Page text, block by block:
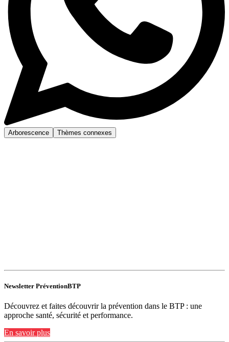
Arborescence Thèmes connexes
Newsletter PréventionBTP
Découvrez et faites découvrir la prévention dans le BTP : une
approche santé, sécurité et performance.
En savoir plus